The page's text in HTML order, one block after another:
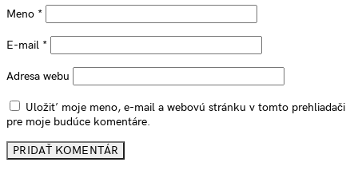
Meno *
E-mail *
Adresa webu
Uložiť moje meno, e-mail a webovú stránku v tomto prehliadači
pre moje budúce komentáre.